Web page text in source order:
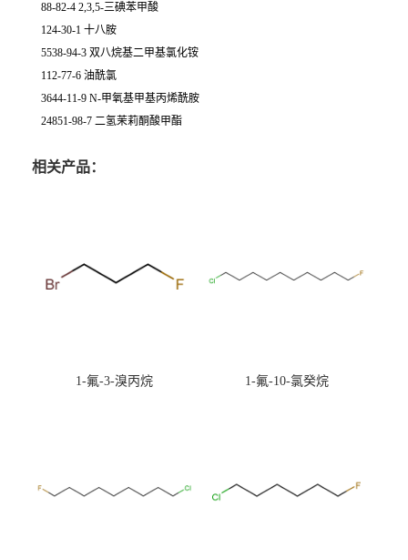
88-82-4 2,3,5-三碘苯甲酸
124-30-1 十八胺
5538-94-3 双八烷基二甲基氯化铵
112-77-6 油酰氯
3644-11-9 N-甲氧基甲基丙烯酰胺
24851-98-7 二氢茉莉酮酸甲酯
相关产品：
1-氟-3-溴丙烷 1-氟-10-氯癸烷